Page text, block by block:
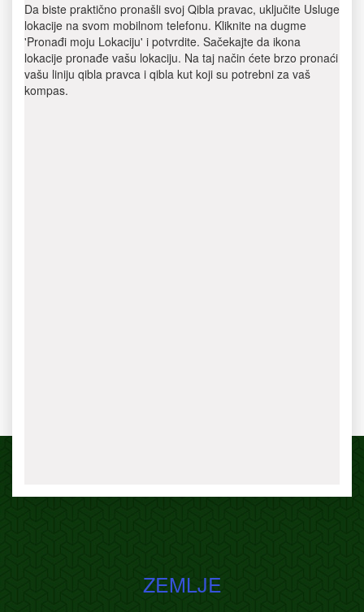
Da biste praktično pronašli svoj Qibla pravac, uključite Usluge
lokacije na svom mobilnom telefonu. Kliknite na dugme
'Pronađi moju Lokaciju' i potvrdite. Sačekajte da ikona
lokacije pronađe vašu lokaciju. Na taj način ćete brzo pronaći
vašu liniju qibla pravca i qibla kut koji su potrebni za vaš
kompas.
ZEMLJE